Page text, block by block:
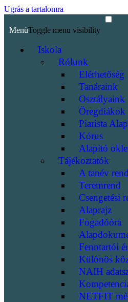
Ugrás a tartalomra
MenüToggle menu visibility
Iskola
Rólunk
Elérhetőség
Tanáraink
Osztályaink
Öregdiákok
Piarista
Kórus
Alapító
Tájékoztatók
A tanév
Teremrend
Csengetési
Alaprajz
Fogadóóra
Fenntartói
Különös
NAIH
NETFIT